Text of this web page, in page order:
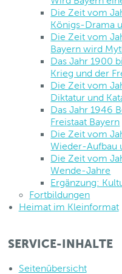
Die Zeit vom
Königs-Drama
Die Zeit vom
Bayern wird
Das Jahr 1900
Krieg und der
Die Zeit vom
Diktatur und
Das Jahr 1946
Freistaat Bayern
Die Zeit vom
Wieder-Aufbau
Die Zeit vom
Wende-Jahre
Ergänzung:
Fortbildungen
Heimat im Kleinformat
SERVICE-INHALTE
Seitenübersicht